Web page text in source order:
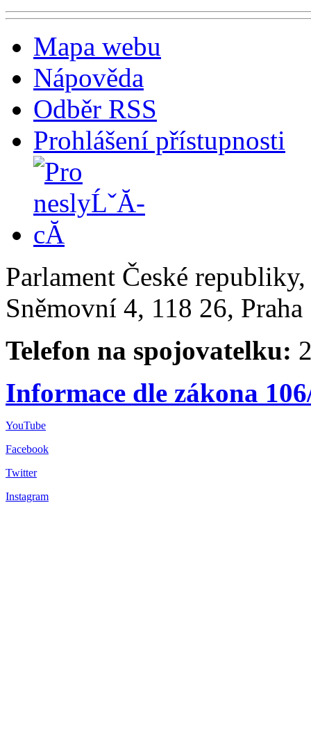
Mapa webu
Nápověda
Odběr RSS
Prohlášení přístupnosti
Parlament České
Sněmovní 4, 118 26,
Telefon na spojovatelku:
Informace dle zákona
YouTube
Facebook
Twitter
Instagram